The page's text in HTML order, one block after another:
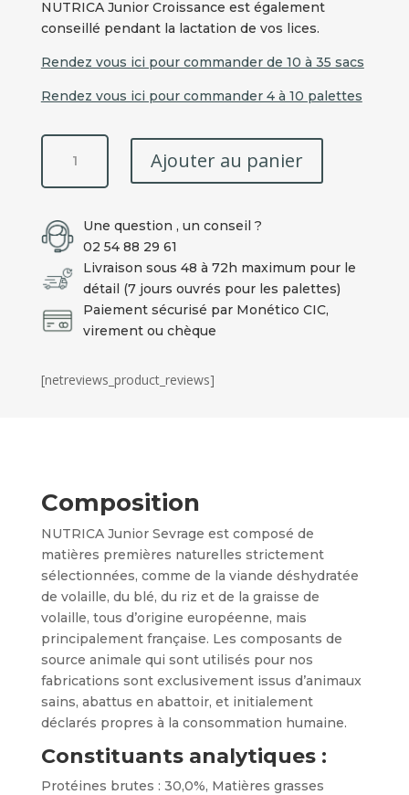
NUTRICA Junior Croissance est également
conseillé pendant la lactation de vos lices.
Rendez vous ici pour commander de 10 à 35 sacs
Rendez vous ici pour commander 4 à 10 palettes
quantité
1
720
-
Croquette
Junior
professionnel
Ajouter au panier
Une question , un conseil ?
02 54 88 29 61
Livraison sous 48 à 72h maximum pour le
détail (7 jours ouvrés pour les palettes)
Paiement sécurisé par Monético CIC,
virement ou chèque
[netreviews_product_reviews]
Composition
NUTRICA Junior Sevrage est composé de
matières premières naturelles strictement
sélectionnées, comme de la viande déshydratée
de volaille, du blé, du riz et de la graisse de
volaille, tous d’origine européenne, mais
principalement française. Les composants de
source animale qui sont utilisés pour nos
fabrications sont exclusivement issus d’animaux
sains, abattus en abattoir, et initialement
déclarés propres à la consommation humaine.
Constituants analytiques :
Protéines brutes : 30,0%, Matières grasses